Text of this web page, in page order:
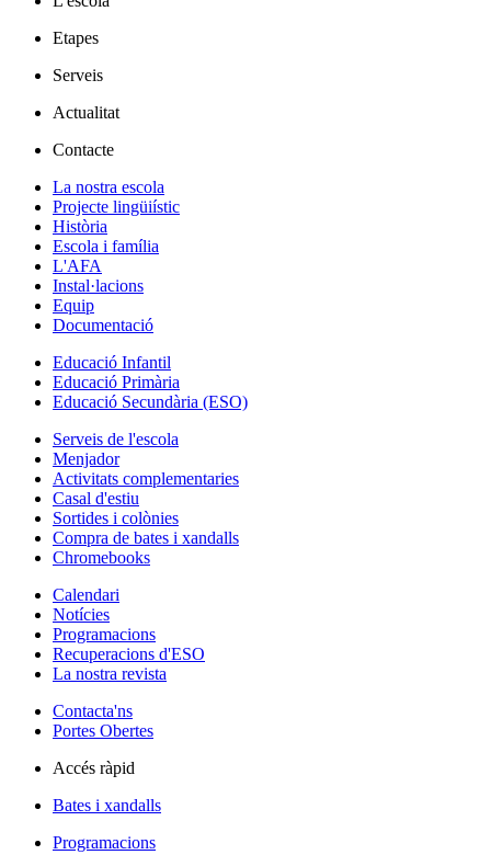
Etapes
Serveis
Actualitat
Contacte
La nostra escola
Projecte lingüiístic
Història
Escola i família
L'AFA
Instal·lacions
Equip
Documentació
Educació Infantil
Educació Primària
Educació Secundària (ESO)
Serveis de l'escola
Menjador
Activitats complementaries
Casal d'estiu
Sortides i colònies
Compra de bates i xandalls
Chromebooks
Calendari
Notícies
Programacions
Recuperacions d'ESO
La nostra revista
Contacta'ns
Portes Obertes
Accés ràpid
Bates i xandalls
Programacions